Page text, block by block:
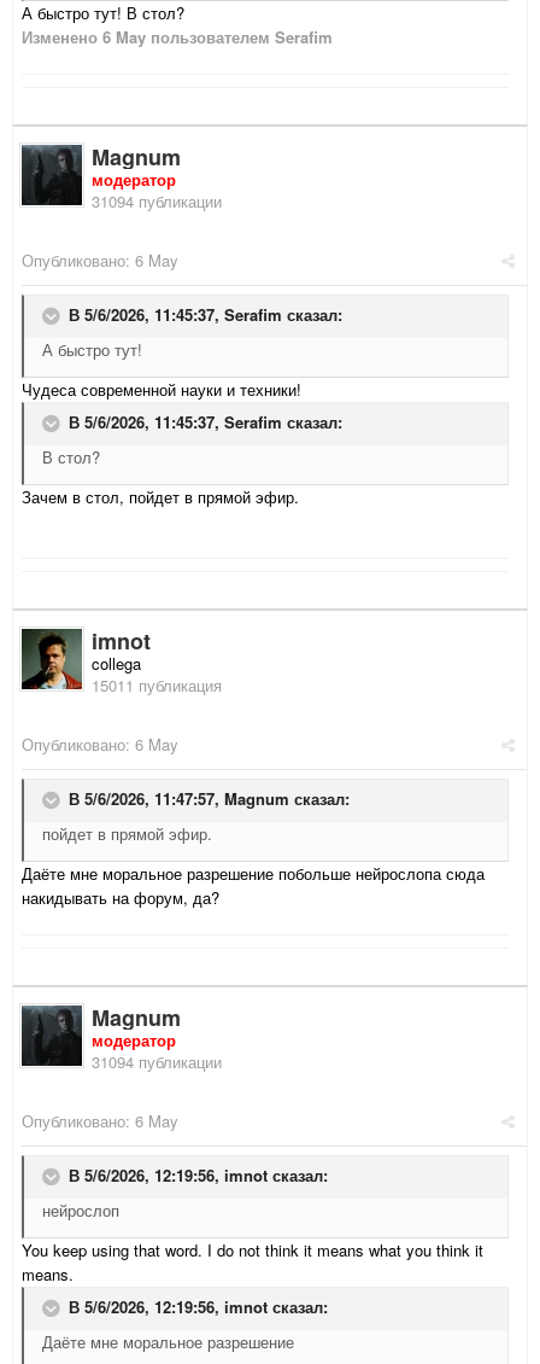
А быстро тут! В стол?
Изменено 6 May пользователем Serafim
Magnum
модератор
31094 публикации
Опубликовано: 6 May
В 5/6/2026, 11:45:37, Serafim сказал:
А быстро тут!
Чудеса современной науки и техники!
В 5/6/2026, 11:45:37, Serafim сказал:
В стол?
Зачем в стол, пойдет в прямой эфир.
imnot
collega
15011 публикация
Опубликовано: 6 May
В 5/6/2026, 11:47:57, Magnum сказал:
пойдет в прямой эфир.
Даёте мне моральное разрешение побольше нейрослопа сюда
накидывать на форум, да?
Magnum
модератор
31094 публикации
Опубликовано: 6 May
В 5/6/2026, 12:19:56, imnot сказал:
нейрослоп
You keep using that word. I do not think it means what you think it
means.
В 5/6/2026, 12:19:56, imnot сказал:
Даёте мне моральное разрешение